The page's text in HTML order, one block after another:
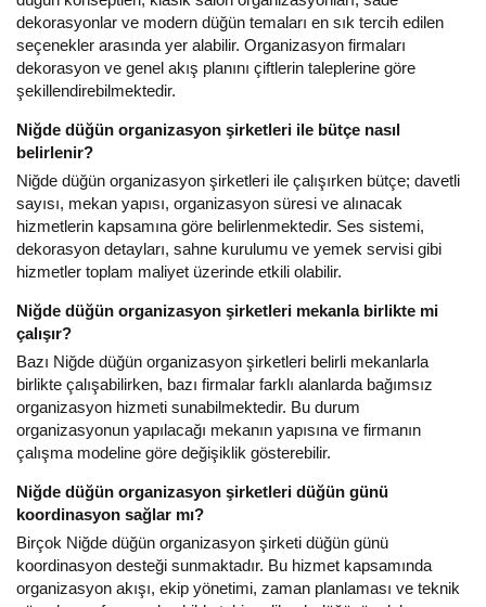
dekorasyonlar ve modern düğün temaları en sık tercih edilen
seçenekler arasında yer alabilir. Organizasyon firmaları
dekorasyon ve genel akış planını çiftlerin taleplerine göre
şekillendirebilmektedir.
Niğde düğün organizasyon şirketleri ile bütçe nasıl
belirlenir?
Niğde düğün organizasyon şirketleri ile çalışırken bütçe; davetli
sayısı, mekan yapısı, organizasyon süresi ve alınacak
hizmetlerin kapsamına göre belirlenmektedir. Ses sistemi,
dekorasyon detayları, sahne kurulumu ve yemek servisi gibi
hizmetler toplam maliyet üzerinde etkili olabilir.
Niğde düğün organizasyon şirketleri mekanla birlikte mi
çalışır?
Bazı Niğde düğün organizasyon şirketleri belirli mekanlarla
birlikte çalışabilirken, bazı firmalar farklı alanlarda bağımsız
organizasyon hizmeti sunabilmektedir. Bu durum
organizasyonun yapılacağı mekanın yapısına ve firmanın
çalışma modeline göre değişiklik gösterebilir.
Niğde düğün organizasyon şirketleri düğün günü
koordinasyon sağlar mı?
Birçok Niğde düğün organizasyon şirketi düğün günü
koordinasyon desteği sunmaktadır. Bu hizmet kapsamında
organizasyon akışı, ekip yönetimi, zaman planlaması ve teknik